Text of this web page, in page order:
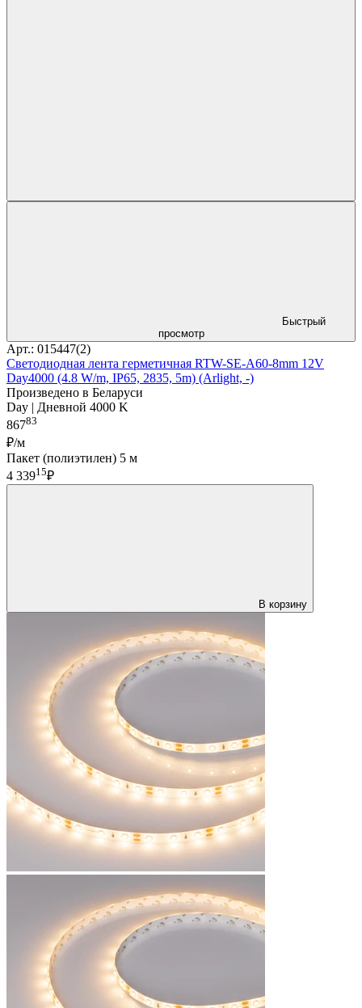
Быстрый
просмотр
Арт.: 015447(2)
Светодиодная лента герметичная RTW-SE-A60-8mm 12V
Day4000 (4.8 W/m, IP65, 2835, 5m) (Arlight, -)
Произведено в Беларуси
Day | Дневной 4000 K
86783
₽/м
Пакет (полиэтилен) 5 м
4 33915₽
В корзину